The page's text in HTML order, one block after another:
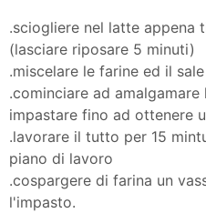
.sciogliere nel latte appena
(lasciare riposare 5 minuti)
.miscelare le farine ed il sale
.cominciare ad
impastare fino ad ottenere
.lavorare il tutto per 15
piano di lavoro
.cospargere di farina un
l'impasto.